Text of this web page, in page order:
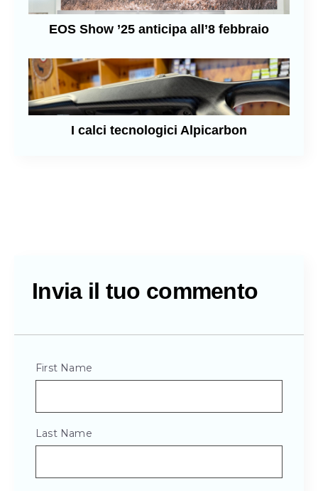
EOS Show ’25 anticipa all’8 febbraio
I calci tecnologici Alpicarbon
Invia il tuo commento
First Name
Last Name